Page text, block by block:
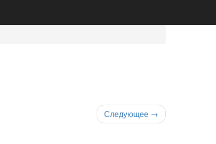
Следующее →